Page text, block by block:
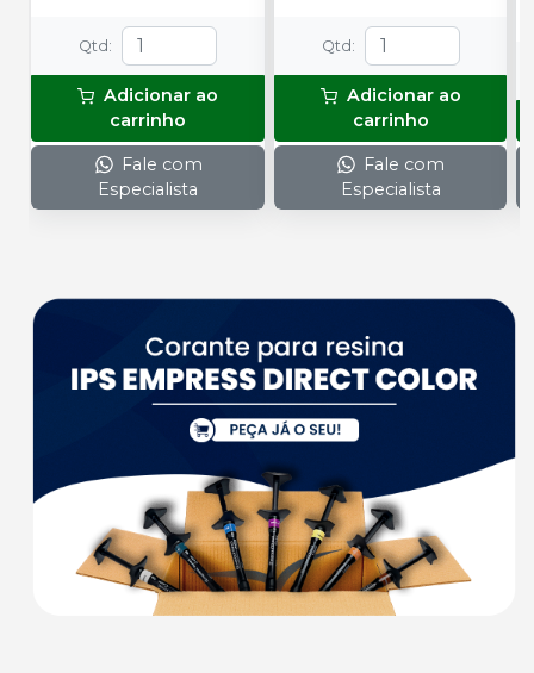
Qtd :
Adicionar ao
carrinho
Fale com
Especialista
Qtd :
Adicionar ao
carrinho
Fale com
Especialista